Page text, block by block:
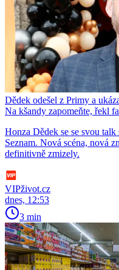
Dědek odešel z Primy a
Na kšandy zapomeňte, řekl
Honza Dědek se se svou
Seznam. Nová scéna, nová
definitivně zmizely.
VIPživot.cz
dnes, 12:53
3 min